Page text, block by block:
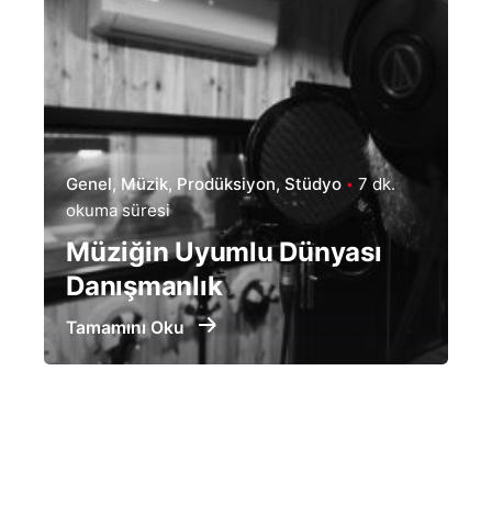
Genel Müzik Prodüksiyon Stüdyo
7 dk.
okuma süresi
Müziğin Uyumlu Dünyası
Danışmanlık
Tamamını Oku